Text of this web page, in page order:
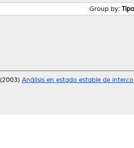
Group by:
(2003) Análisis en estado estable de